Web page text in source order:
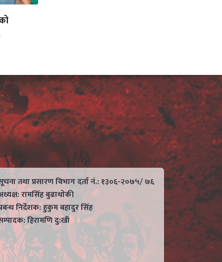
तथा प्रसारण विभाग दर्ता नं.: १३०६-२०७५/ ७६
रामसिंह बुढाथाेकी
निर्देशक: हुकुम बहादुर सिंह
हिरामणि दु:खी